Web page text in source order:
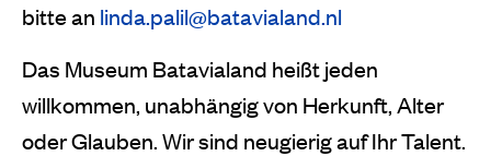
bitte an linda.palil@batavialand.nl
Das Museum Batavialand heißt jeden
willkommen, unabhängig von Herkunft, Alter
oder Glauben. Wir sind neugierig auf Ihr Talent.